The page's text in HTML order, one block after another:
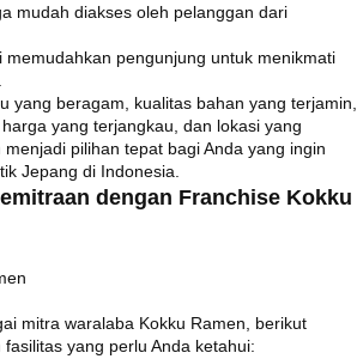
mudah diakses oleh pelanggan dari
memudahkan pengunjung untuk menikmati
yang beragam, kualitas bahan yang terjamin,
yang terjangkau, dan lokasi yang
pilihan tepat bagi Anda yang ingin
Jepang di Indonesia.
dengan Franchise Kokku
mitra waralaba Kokku Ramen, berikut
yang perlu Anda ketahui: